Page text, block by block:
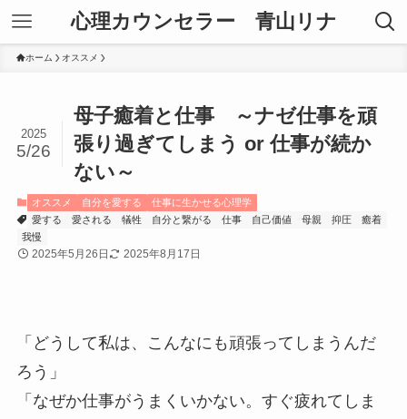
心理カウンセラー 青山リナ
ホーム オススメ
母子癒着と仕事 ～ナゼ仕事を頑
張り過ぎてしまう or 仕事が続か
ない～
2025
5/26
オススメ 自分を愛する
仕事に生かせる心理学
愛する
愛される 犠牲 自分と繋がる 仕事 自己価値 母親 抑圧
癒着
我慢
2025年5月26日 2025年8月17日
「どうして私は、こんなにも頑張ってしまうんだ
ろう」
「なぜか仕事がうまくいかない。すぐ疲れてしま